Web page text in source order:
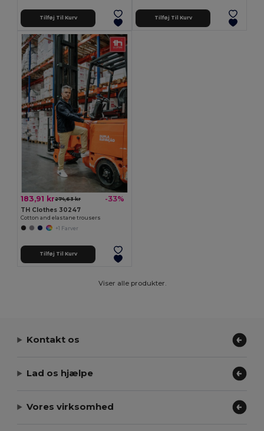
Tilføj Til Kurv Tilføj Til Kurv
183,91 kr274,63 kr -33%
TH Clothes 30247
Cotton and elastane trousers
+1 Farver
Tilføj Til Kurv
Viser alle produkter.
Kontakt os
Lad os hjælpe
Vores virksomhed